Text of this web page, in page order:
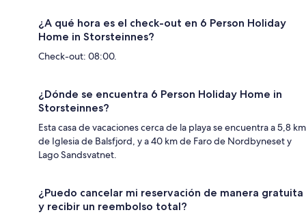
¿A qué hora es el check-out en 6 Person Holiday
Home in Storsteinnes?
Check-out: 08:00.
¿Dónde se encuentra 6 Person Holiday Home in
Storsteinnes?
Esta casa de vacaciones cerca de la playa se encuentra a 5,8 km
de Iglesia de Balsfjord, y a 40 km de Faro de Nordbyneset y
Lago Sandsvatnet.
¿Puedo cancelar mi reservación de manera gratuita
y recibir un reembolso total?